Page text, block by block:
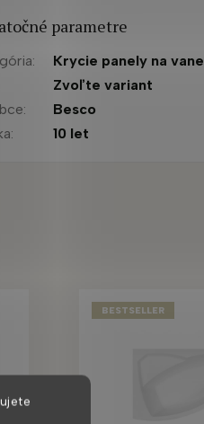
parametre
:
Krycie panely na vane
Zvoľte variant
:
Besco
: 10 let
BESTSELLER